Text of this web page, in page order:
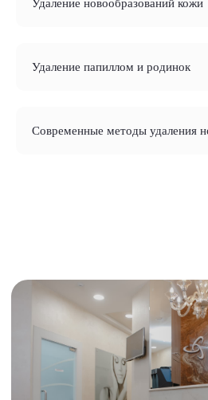
Удаление новообразований кожи
Удаление папиллом и родинок
Современные методы удаления